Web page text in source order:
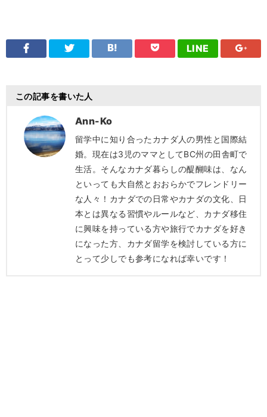
LINE
この記事を書いた人
Ann-Ko
留学中に知り合ったカナダ人の男性と国際結
婚。現在は3児のママとしてBC州の田舎町で
生活。そんなカナダ暮らしの醍醐味は、なん
といっても大自然とおおらかでフレンドリー
な人々！カナダでの日常やカナダの文化、日
本とは異なる習慣やルールなど、カナダ移住
に興味を持っている方や旅行でカナダを好き
になった方、カナダ留学を検討している方に
とって少しでも参考になれば幸いです！